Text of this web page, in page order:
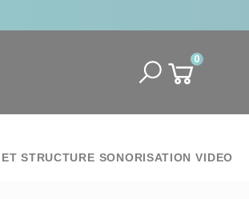
0
STRUCTURE SONORISATION VIDEO